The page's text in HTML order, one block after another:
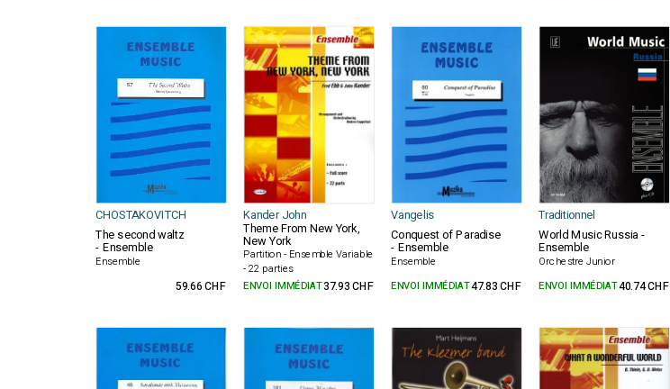
CHOSTAKOVITCH Kander John Vangelis Traditionnel
The second waltz
- Ensemble
Ensemble
Theme From New York,
New York
Partition - Ensemble Variable
- 22 parties
Conquest of Paradise
- Ensemble
Ensemble
World Music Russia -
Ensemble
Orchestre Junior
59.66 CHF ENVOI IMMÉDIAT37.93 CHF ENVOI IMMÉDIAT47.83 CHF ENVOI IMMÉDIAT40.74 CHF